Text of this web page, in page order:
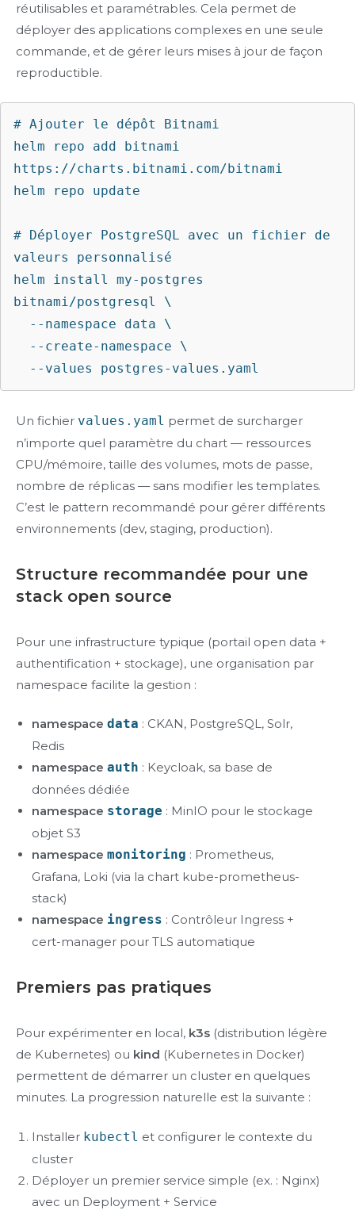
réutilisables et paramétrables. Cela permet de
déployer des applications complexes en une seule
commande, et de gérer leurs mises à jour de façon
reproductible.
# Ajouter le dépôt Bitnami
helm repo add bitnami
https://charts.bitnami.com/bitnami
helm repo update
# Déployer PostgreSQL avec un fichier de
valeurs personnalisé
helm install my-postgres
bitnami/postgresql \
Un fichier values.yaml permet de surcharger
n’importe quel paramètre du chart — ressources
CPU/mémoire, taille des volumes, mots de passe,
nombre de réplicas — sans modifier les templates.
C’est le pattern recommandé pour gérer différents
environnements (dev, staging, production).
Structure recommandée pour une
stack open source
Pour une infrastructure typique (portail open data +
authentification + stockage), une organisation par
namespace facilite la gestion :
namespace data : CKAN, PostgreSQL, Solr,
Redis
namespace auth : Keycloak, sa base de
données dédiée
namespace storage : MinIO pour le stockage
objet S3
namespace monitoring : Prometheus,
Grafana, Loki (via la chart kube-prometheus-
stack)
namespace ingress : Contrôleur Ingress +
cert-manager pour TLS automatique
Premiers pas pratiques
Pour expérimenter en local, k3s (distribution légère
de Kubernetes) ou kind (Kubernetes in Docker)
permettent de démarrer un cluster en quelques
minutes. La progression naturelle est la suivante :
Installer kubectl et configurer le contexte du
cluster
Déployer un premier service simple (ex. : Nginx)
avec un Deployment + Service